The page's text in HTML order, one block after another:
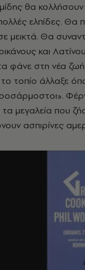
θα
ελπίδες. Θα
μεικτά. Θα
και
φάνε στη νέα ζωή.
το τοπίο άλλαξε
μεγαλεία που
ασπιρίνες